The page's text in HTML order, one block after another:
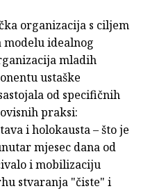
organizacija s ciljem
idealnog
mladih
ustaške
od specifičnih
praksi:
i holokausta – što je
mjesec dana od
i mobilizaciju
stvaranja "čiste" i